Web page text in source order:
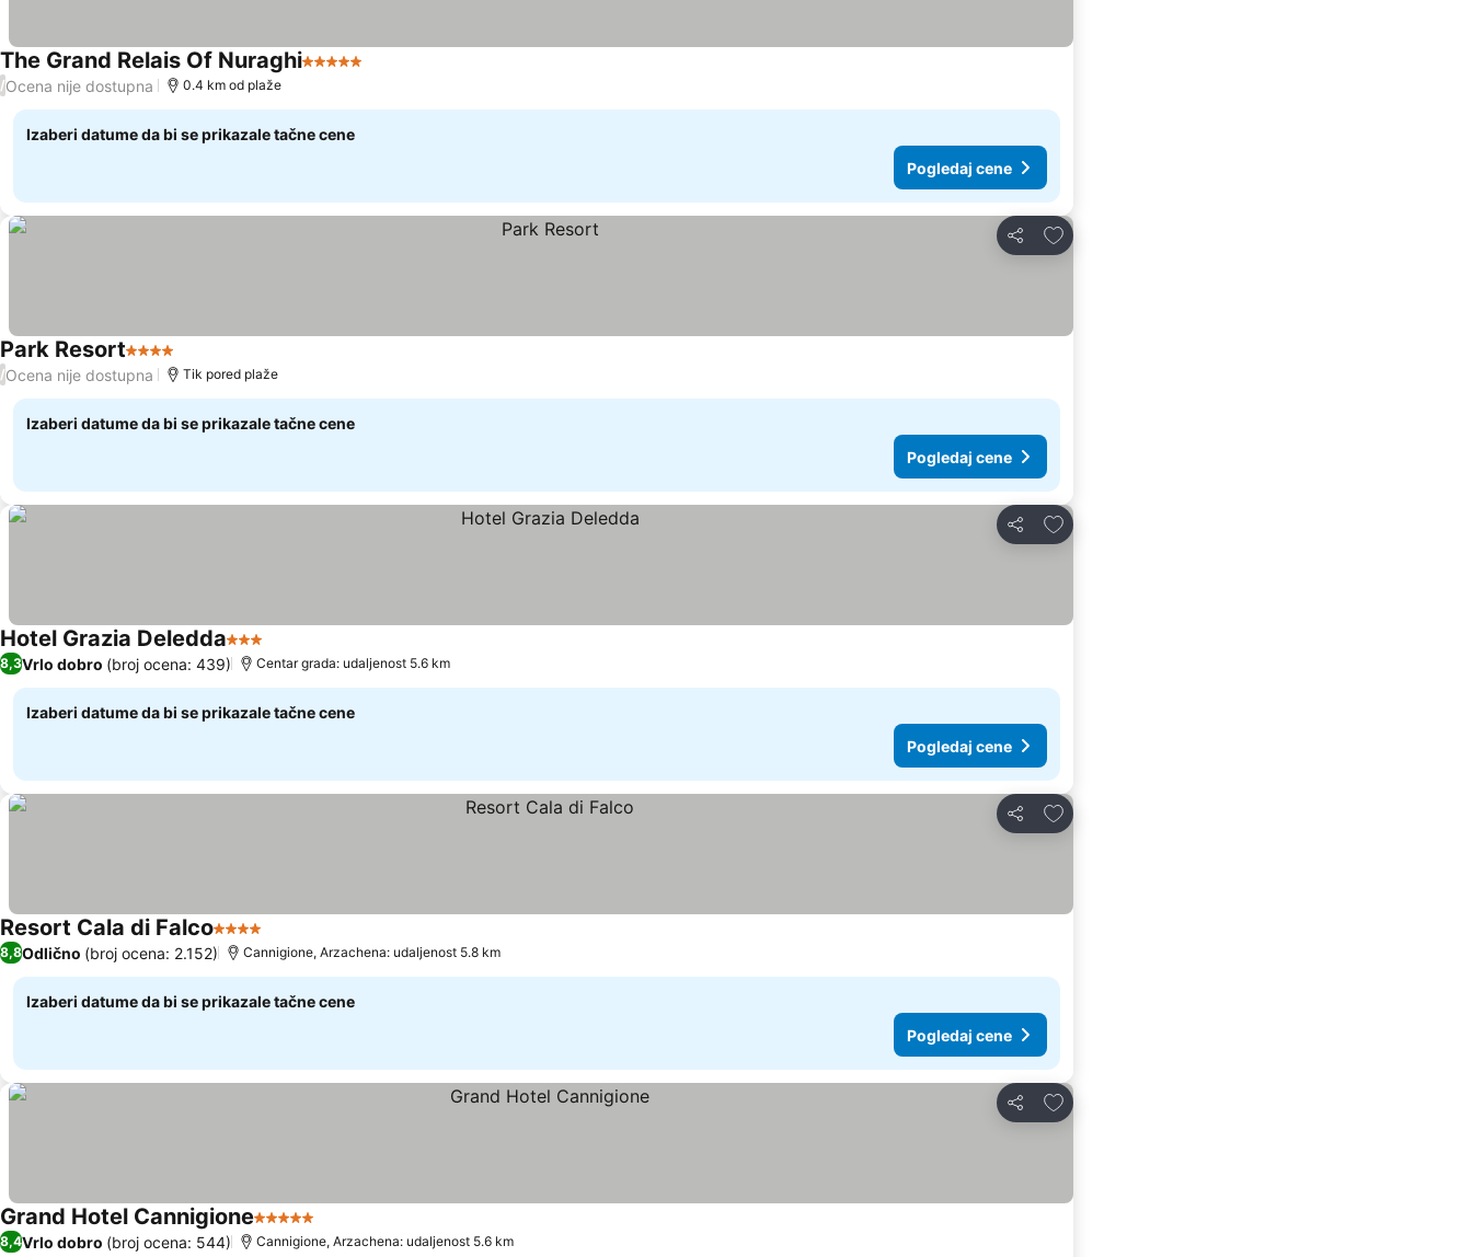
The Grand Relais Of Nuraghi5 Zvezdice
/Ocena nije dostupna 0.4 km od plaže
Izaberi datume da bi se prikazale tačne cene
Pogledaj cene
Deli
Dodati u favorite
Park Resort4 Zvezdice
/Ocena nije dostupna Tik pored plaže
Izaberi datume da bi se prikazale tačne cene
Pogledaj cene
Deli
Dodati u favorite
Hotel Grazia Deledda3 Zvezdice
8,3Vrlo dobro (broj ocena: 439) Centar grada: udaljenost 5.6 km
Izaberi datume da bi se prikazale tačne cene
Pogledaj cene
Deli
Dodati u favorite
Resort Cala di Falco4 Zvezdice
8,8Odlično (broj ocena: 2.152) Cannigione, Arzachena: udaljenost 5.8 km
Izaberi datume da bi se prikazale tačne cene
Pogledaj cene
Deli
Dodati u favorite
Grand Hotel Cannigione5 Zvezdice
8,4Vrlo dobro (broj ocena: 544) Cannigione, Arzachena: udaljenost 5.6 km